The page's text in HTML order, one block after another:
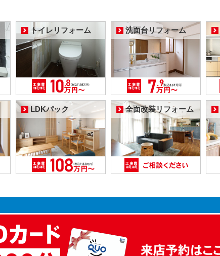
トイレリフォーム 洗面台リフォーム
LDKパック 全面改装リフォーム